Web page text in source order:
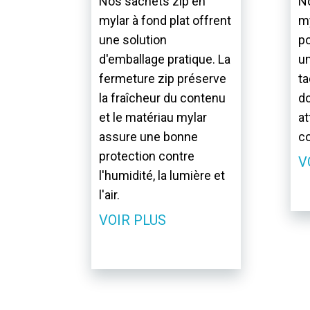
mylar à fond plat offrent
une solution
d'emballage pratique. La
fermeture zip préserve
la fraîcheur du contenu
et le matériau mylar
assure une bonne
protection contre
l'humidité, la lumière et
l'air.
VOIR PLUS